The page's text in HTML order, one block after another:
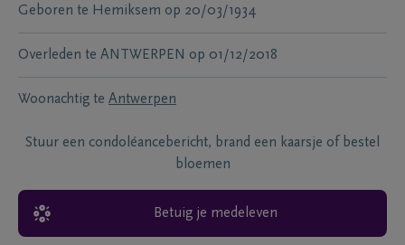
Geboren te Hemiksem op 20/03/1934
Overleden te ANTWERPEN op 01/12/2018
Woonachtig te Antwerpen
Stuur een condoléancebericht, brand een kaarsje of bestel
bloemen
Betuig je medeleven